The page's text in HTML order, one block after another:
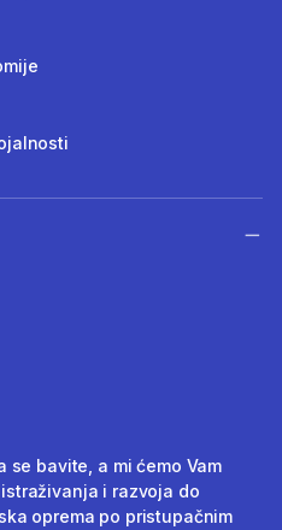
bavite, a mi ćemo Vam
i razvoja do
oprema po pristupačnim